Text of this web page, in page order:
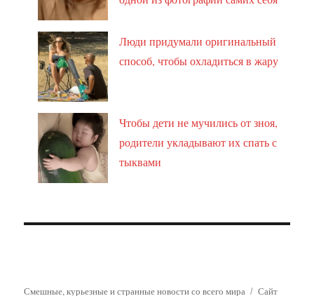
Люди придумали оригинальный
способ, чтобы охладиться в жару
Чтобы дети не мучились от зноя,
родители укладывают их спать с
тыквами
Смешные, курьезные и странные новости со всего мира Сайт